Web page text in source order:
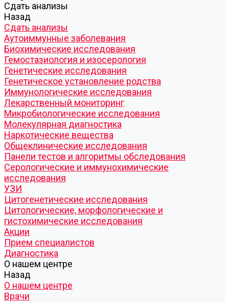
Cдать анализы
Назад
Cдать анализы
Аутоиммунные заболевания
Биохимические исследования
Гемостазиология и изосерология
Генетические исследования
Генетическое установление родства
Иммунологические исследования
Лекарственный мониторинг
Микробиологические исследования
Молекулярная диагностика
Наркотические вещества
Общеклинические исследования
Панели тестов и алгоритмы обследования
Серологические и иммунохимические
исследования
УЗИ
Цитогенетические исследования
Цитологические, морфологические и
гистохимические исследования
Акции
Прием специалистов
Диагностика
О нашем центре
Назад
О нашем центре
Врачи